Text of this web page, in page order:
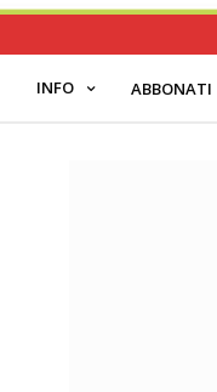
INFO ABBONATI